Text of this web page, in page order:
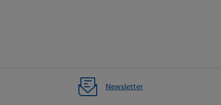
Newsletter